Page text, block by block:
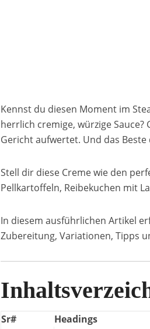
Kennst du diesen Moment im
herrlich cremige, würzige Sauce?
Gericht aufwertet. Und das
Stell dir diese Creme wie den
Pellkartoffeln, Reibekuchen mit
In diesem ausführlichen Artikel
Zubereitung, Variationen, Tipps
Sr#
Headings